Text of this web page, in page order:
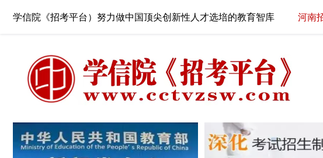
学信院《招考平台）努力做中国顶尖创新性人才选培的教育智库 河南